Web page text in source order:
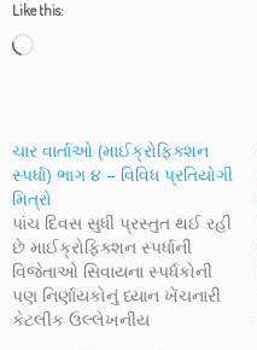
Like this:
Loading…
ચાર વાર્તાઓ (માઈક્રોફિક્શન
સ્પર્ધા) ભાગ ૪ – વિવિધ પ્રતિયોગી
મિત્રો
પાંચ દિવસ સુધી પ્રસ્તુત થઈ રહી
છે માઈક્રોફિક્શન સ્પર્ધાની
વિજેતાઓ સિવાયના સ્પર્ધકોની
પણ નિર્ણાયકોનું ધ્યાન ખેંચનારી
કેટલીક ઉલ્લેખનીય